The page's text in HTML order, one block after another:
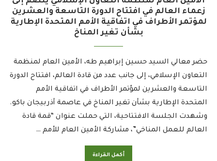
زعماء العالم في افتتاح الدورة التاسعة والعشرين
لمؤتمر الأطراف في اتفاقية الأمم المتحدة الإطارية
بشأن تغير المناخ
حضر معالي السيد حسين إبراهيم طه، الأمين العام لمنظمة
التعاون الإسلامي، إلى جانب عدد من قادة العالم، افتتاح الدورة
التاسعة والعشرين لمؤتمر الأطراف في اتفاقية الأمم
المتحدة الإطارية بشأن تغير المناخ في عاصمة أذربيجان باكو.
وشهدت الجلسة الافتتاحية، التي حملت عنوان “قمة قادة
العالم للعمل المناخي”، مشاركة الأمين العام للأمم …
أكمل القراءة